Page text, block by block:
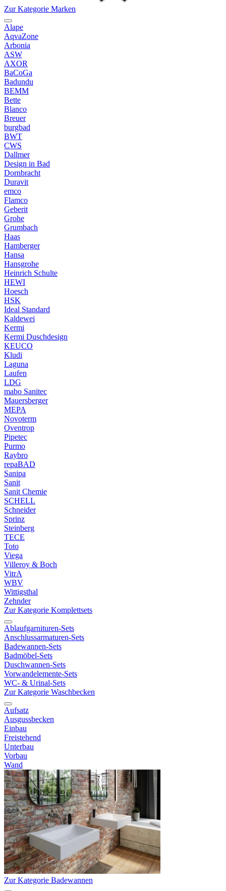
Zur Kategorie Marken
Alape
AqvaZone
Arbonia
ASW
AXOR
BaCoGa
Badundu
BEMM
Bette
Blanco
Breuer
burgbad
BWT
CWS
Dallmer
Design in Bad
Dornbracht
Duravit
emco
Flamco
Geberit
Grohe
Grumbach
Haas
Hamberger
Hansa
Hansgrohe
Heinrich Schulte
HEWI
Hoesch
HSK
Ideal Standard
Kaldewei
Kermi
Kermi Duschdesign
KEUCO
Kludi
Laguna
Laufen
LDG
mabo Sanitec
Mauersberger
MEPA
Novoterm
Oventrop
Pipetec
Purmo
Raybro
repaBAD
Sanipa
Sanit
Sanit Chemie
SCHELL
Schneider
Sprinz
Steinberg
TECE
Toto
Viega
Villeroy & Boch
VitrA
WBV
Wittigsthal
Zehnder
Zur Kategorie Komplettsets
Ablaufgarnituren-Sets
Anschlussarmaturen-Sets
Badewannen-Sets
Badmöbel-Sets
Duschwannen-Sets
Vorwandelemente-Sets
WC- & Urinal-Sets
Zur Kategorie Waschbecken
Aufsatz
Ausgussbecken
Einbau
Freistehend
Unterbau
Vorbau
Wand
Zur Kategorie Badewannen